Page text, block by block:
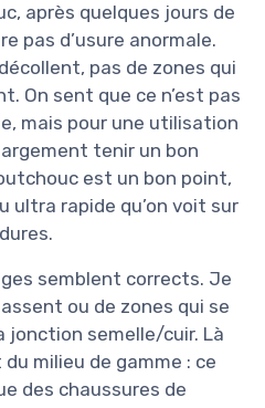
après quelques jours de
pas d’usure anormale.
pas de zones qui
On sent que ce n’est pas
mais pour une utilisation
tenir un bon
est un bon point,
ultra rapide qu’on voit sur
semblent corrects. Je
ou de zones qui se
jonction semelle/cuir. Là
milieu de gamme : ce
des chaussures de